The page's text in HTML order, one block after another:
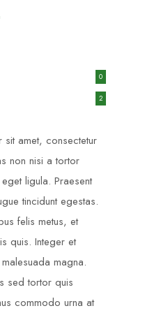
0
2
amet, consectetur
non nisi a tortor
ligula. Praesent
tincidunt egestas.
felis metus, et
quis. Integer et
magna.
sed tortor quis
commodo urna at